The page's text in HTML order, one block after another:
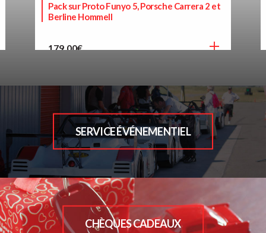
Pack sur Proto Funyo 5, Porsche Carrera 2 et
Berline Hommell
179,00€
SERVICE ÉVÉNEMENTIEL
CHÈQUES CADEAUX